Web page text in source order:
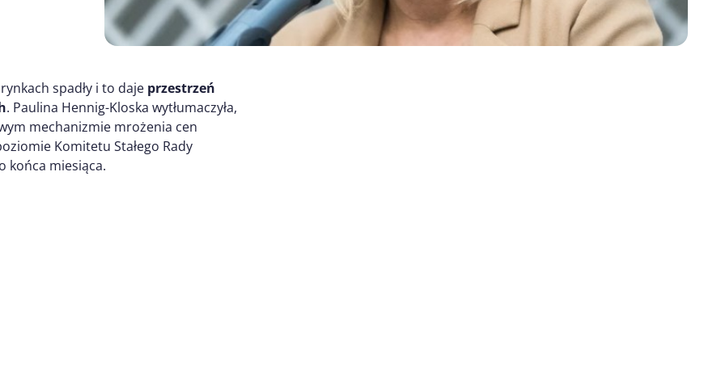
spadły i to daje przestrzeń
. Paulina Hennig-Kloska wytłumaczyła,
mechanizmie mrożenia cen
Komitetu Stałego Rady
końca miesiąca.